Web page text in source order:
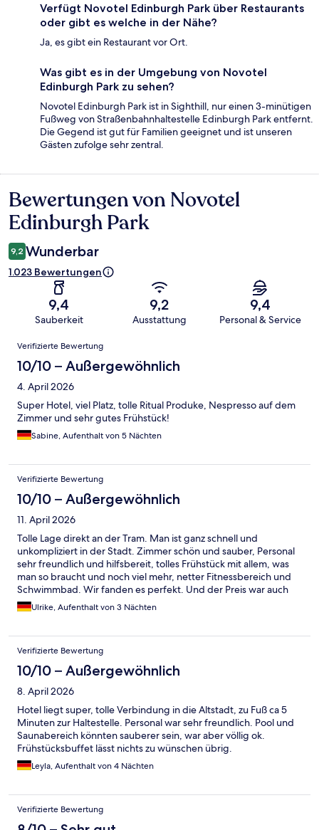
Verfügt Novotel Edinburgh Park über Restaurants
oder gibt es welche in der Nähe?
Ja, es gibt ein Restaurant vor Ort.
Was gibt es in der Umgebung von Novotel
Edinburgh Park zu sehen?
Novotel Edinburgh Park ist in Sighthill, nur einen 3-minütigen
Fußweg von Straßenbahnhaltestelle Edinburgh Park entfernt.
Die Gegend ist gut für Familien geeignet und ist unseren
Gästen zufolge sehr zentral.
Bewertungen
Bewertungen von Novotel
Edinburgh Park
9,2 Wunderbar
1.023 Bewertungen
9,4
Sauberkeit
9,2
Ausstattung
9,4
Personal & Service
Bewertungen
Verifizierte Bewertung
10/10 – Außergewöhnlich
4. April 2026
Super Hotel, viel Platz, tolle Ritual Produke, Nespresso auf dem
Zimmer und sehr gutes Frühstück!
Sabine, Aufenthalt von 5 Nächten
Verifizierte Bewertung
10/10 – Außergewöhnlich
11. April 2026
Tolle Lage direkt an der Tram. Man ist ganz schnell und
unkompliziert in der Stadt. Zimmer schön und sauber, Personal
sehr freundlich und hilfsbereit, tolles Frühstück mit allem, was
man so braucht und noch viel mehr, netter Fitnessbereich und
Schwimmbad. Wir fanden es perfekt. Und der Preis war auch
super !Ulrike, Aufenthalt von 3 Nächten
Verifizierte Bewertung
10/10 – Außergewöhnlich
8. April 2026
Hotel liegt super, tolle Verbindung in die Altstadt, zu Fuß ca 5
Minuten zur Haltestelle. Personal war sehr freundlich. Pool und
Saunabereich könnten sauberer sein, war aber völlig ok.
Frühstücksbuffet lässt nichts zu wünschen übrig.
Leyla, Aufenthalt von 4 Nächten
Verifizierte Bewertung